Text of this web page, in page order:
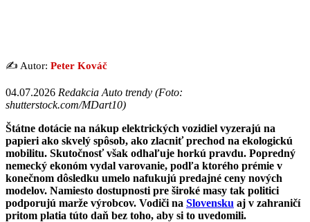
✍️ Autor: Peter Kováč
04.07.2026 Redakcia Auto trendy (Foto:
shutterstock.com/MDart10)
Štátne dotácie na nákup elektrických vozidiel vyzerajú na
papieri ako skvelý spôsob, ako zlacniť prechod na ekologickú
mobilitu. Skutočnosť však odhaľuje horkú pravdu. Popredný
nemecký ekonóm vydal varovanie, podľa ktorého prémie v
konečnom dôsledku umelo nafukujú predajné ceny nových
modelov. Namiesto dostupnosti pre široké masy tak politici
podporujú marže výrobcov. Vodiči na Slovensku aj v zahraničí
pritom platia túto daň bez toho, aby si to uvedomili.